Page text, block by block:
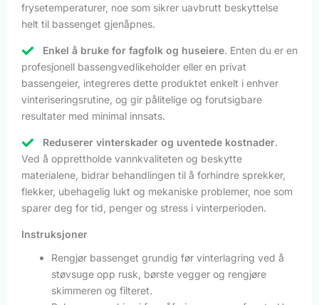
frysetemperaturer, noe som sikrer uavbrutt beskyttelse
helt til bassenget gjenåpnes.
Enkel å bruke for fagfolk og huseiere. Enten du er en
profesjonell bassengvedlikeholder eller en privat
bassengeier, integreres dette produktet enkelt i enhver
vinteriseringsrutine, og gir pålitelige og forutsigbare
resultater med minimal innsats.
Reduserer vinterskader og uventede kostnader.
Ved å opprettholde vannkvaliteten og beskytte
materialene, bidrar behandlingen til å forhindre sprekker,
flekker, ubehagelig lukt og mekaniske problemer, noe som
sparer deg for tid, penger og stress i vinterperioden.
Instruksjoner
Rengjør bassenget grundig før vinterlagring ved å
støvsuge opp rusk, børste vegger og rengjøre
skimmeren og filteret.